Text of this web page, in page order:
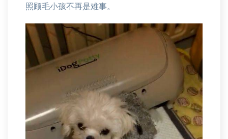
照顾毛小孩不再是难事。
视
频
播
放